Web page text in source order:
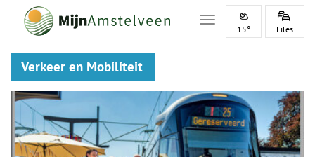
Toggle navigation
15° Files
Verkeer en Mobiliteit